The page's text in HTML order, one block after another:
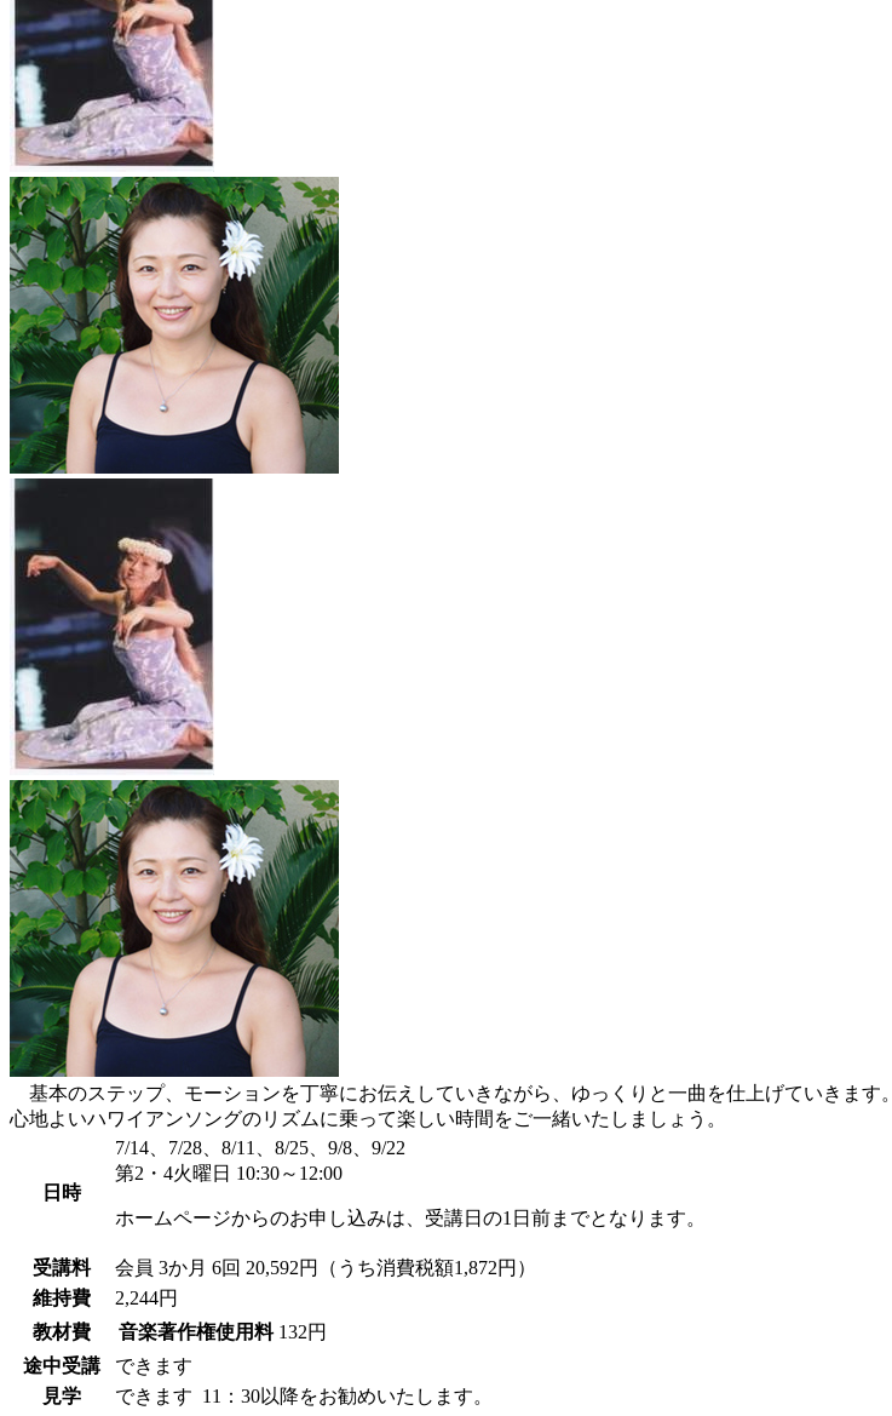
基本のステップ、モーションを丁寧にお伝えしていきながら、ゆっくりと一曲を仕上げていきます。
心地よいハワイアンソングのリズムに乗って楽しい時間をご一緒いたしましょう。
日時
7/14、7/28、8/11、8/25、9/8、9/22
第2・4火曜日 10:30～12:00
ホームページからのお申し込みは、受講日の1日前までとなります。
受講料 会員 3か月 6回 20,592円（うち消費税額1,872円）
維持費
2,244円
教材費
音楽著作権使用料 132円
途中受講
できます
見学
できます 11：30以降をお勧めいたします。